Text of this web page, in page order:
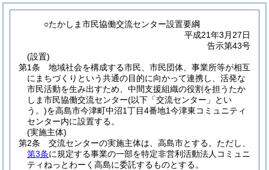
○たかしま市民協働交流センター設置要綱
平成21年3月27日
告示第43号
(設置)
第1条
地域社会を構成する市民、市民団体、事業所等が相互
にまちづくりという共通の目的に向かって連携し、活発な
市民活動を生み出すため、中間支援組織の役割を担うたか
しま市民協働交流センター(以下「交流センター」とい
う。)を高島市今津町中沼1丁目4番地1今津東コミュニティ
センター内に設置する。
(実施主体)
第2条
交流センターの実施主体は、高島市とする。 ただし、
第3条に規定する事業の一部を特定非営利活動法人コミュニ
ティねっとわーく高島に委託するものとする。